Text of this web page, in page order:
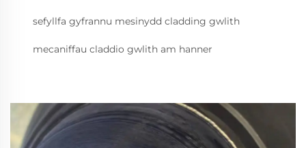
sefyllfa gyfrannu mesinydd cladding gwlith
mecaniffau claddio gwlith am hanner